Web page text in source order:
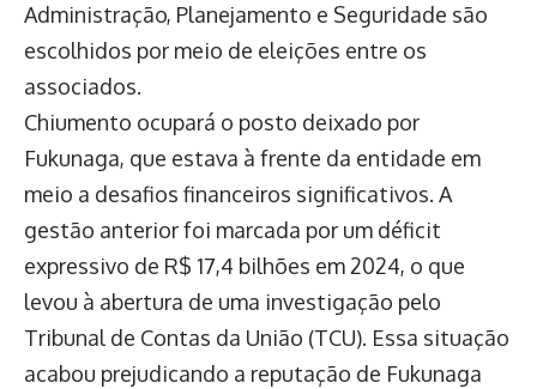
Administração, Planejamento e Seguridade são
escolhidos por meio de eleições entre os
associados.
Chiumento ocupará o posto deixado por
Fukunaga, que estava à frente da entidade em
meio a desafios financeiros significativos. A
gestão anterior foi marcada por um déficit
expressivo de R$ 17,4 bilhões em 2024, o que
levou à abertura de uma investigação pelo
Tribunal de Contas da União (TCU). Essa situação
acabou prejudicando a reputação de Fukunaga